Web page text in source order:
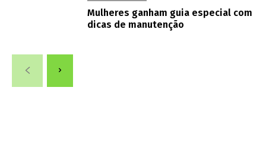
Mulheres ganham guia especial com
dicas de manutenção